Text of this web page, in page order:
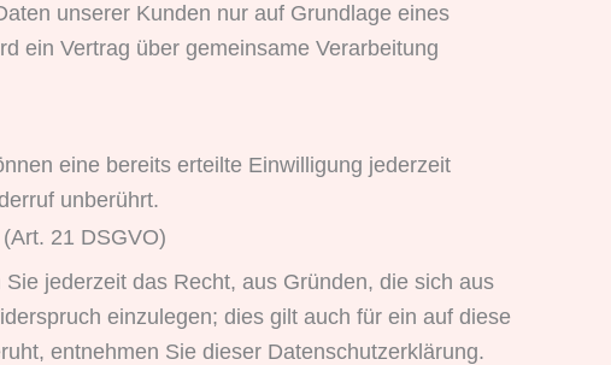
unserer Kunden nur auf Grundlage eines
ein Vertrag über gemeinsame Verarbeitung
eine bereits erteilte Einwilligung jederzeit
unberührt.
21 DSGVO)
jederzeit das Recht, aus Gründen, die sich aus
einzulegen; dies gilt auch für ein auf diese
entnehmen Sie dieser Datenschutzerklärung.